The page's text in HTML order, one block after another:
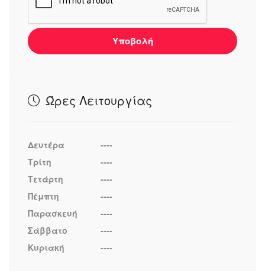
Υποβολή
Ώρες Λειτουργίας
Δευτέρα
----
Τρίτη
----
Τετάρτη
----
Πέμπτη
----
Παρασκευή
----
Σάββατο
----
Κυριακή
----